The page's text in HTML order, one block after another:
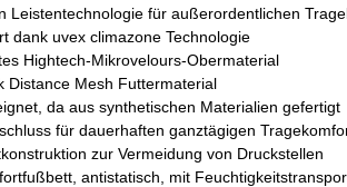
Leistentechnologie für außerordentlichen
dank uvex climazone Technologie
Hightech-Mikrovelours-Obermaterial
Distance Mesh Futtermaterial
da aus synthetischen Materialien gefertigt
für dauerhaften ganztägigen
zur Vermeidung von Druckstellen
antistatisch, mit